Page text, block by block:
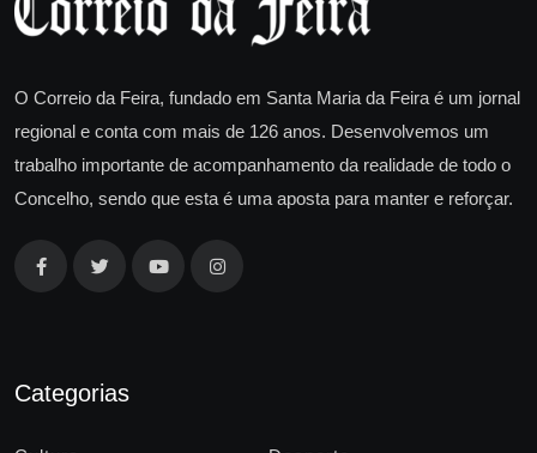
O Correio da Feira, fundado em Santa Maria da Feira é um jornal
regional e conta com mais de 126 anos. Desenvolvemos um
trabalho importante de acompanhamento da realidade de todo o
Concelho, sendo que esta é uma aposta para manter e reforçar.
Categorias